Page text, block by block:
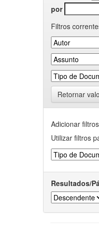
por
Filtros
Retornar
Adicionar
Utilizar filtros
Resultados/